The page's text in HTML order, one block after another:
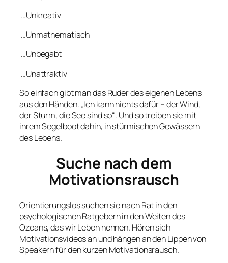
…Unkreativ
…Unmathematisch
…Unbegabt
…Unattraktiv
So einfach gibt man das Ruder des eigenen Lebens
aus den Händen. „Ich kann nichts dafür – der Wind,
der Sturm, die See sind so“. Und so treiben sie mit
ihrem Segelboot dahin, in stürmischen Gewässern
des Lebens.
Suche nach dem
Motivationsrausch
Orientierungslos suchen sie nach Rat in den
psychologischen Ratgebern in den Weiten des
Ozeans, das wir Leben nennen. Hören sich
Motivationsvideos an und hängen an den Lippen von
Speakern für den kurzen Motivationsrausch.